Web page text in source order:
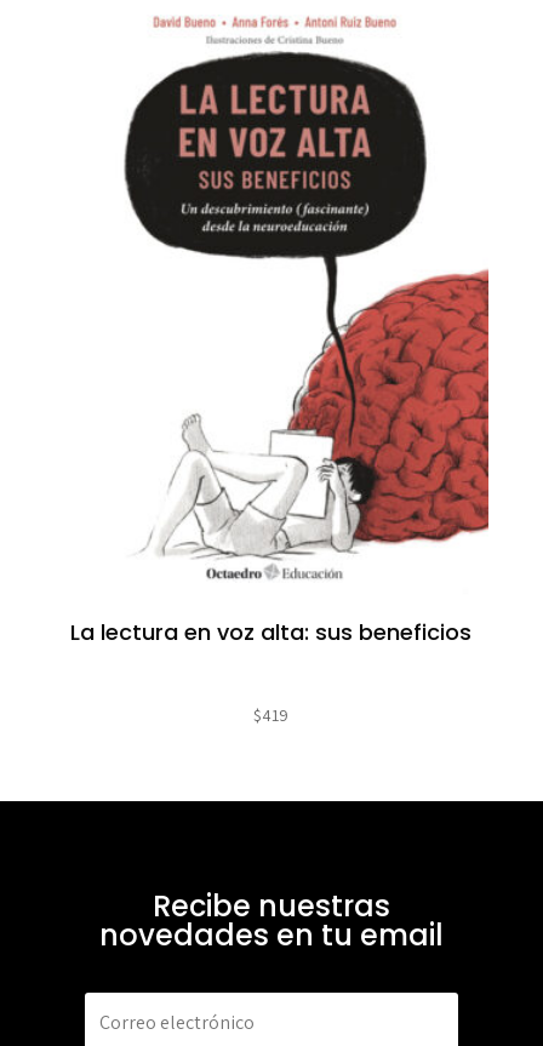
La lectura en voz alta: sus beneficios
$419
Recibe nuestras
novedades en tu email